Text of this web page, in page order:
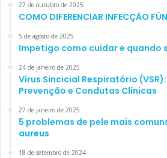
27 de outubro de 2025
COMO DIFERENCIAR INFECÇÃO
5 de agosto de 2025
Impetigo como cuidar e quando
24 de janeiro de 2025
Vírus Sincicial Respiratório
Prevenção e Condutas Clínicas
27 de janeiro de 2025
5 problemas de pele mais
aureus
18 de setembro de 2024